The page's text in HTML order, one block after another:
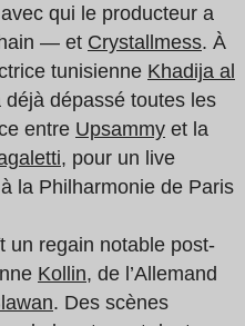
qui le producteur a
— et Crystallmess. À
tunisienne Khadija al
dépassé toutes les
entre Upsammy et la
, pour un live
la Philharmonie de Paris
un regain notable post-
Kollin, de l’Allemand
. Des scènes